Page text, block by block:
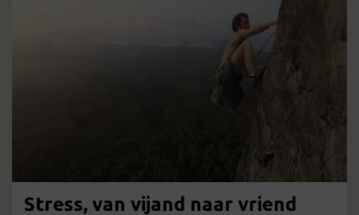
Stress, van vijand naar vriend